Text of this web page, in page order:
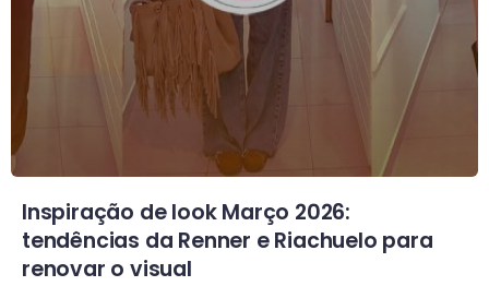
Inspiração de look Março 2026:
tendências da Renner e Riachuelo para
renovar o visual